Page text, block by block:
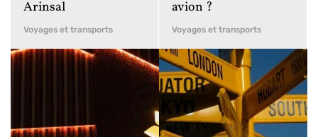
Arinsal
Voyages et transports
avion ?
Voyages et transports